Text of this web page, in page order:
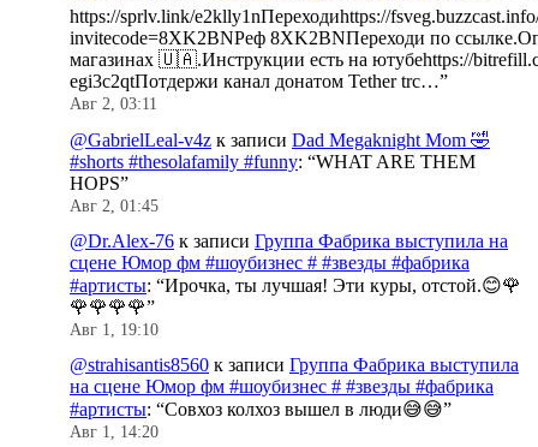
https://sprlv.link/e2klly1nПереходиhttps://
invitecode=8XK2BNРеф 8XK2BNПереходи по
магазинах 🇺🇦.Инструкции есть на ютубеhttps://
egi3c2qtПотдержи канал донатом Tether trc…”
Авг 2, 03:11
@GabrielLeal-v4z к записи Dad Megaknight Mom 🤣
#shorts #thesolafamily #funny: “WHAT ARE THEM
HOPS”
Авг 2, 01:45
@Dr.Alex-76 к записи Группа Фабрика выступила на
сцене Юмор фм #шоубизнес # #звезды #фабрика
#артисты: “Ирочка, ты лучшая! Эти куры, отстой.😊🌹
🌹🌹🌹🌹”
Авг 1, 19:10
@strahisantis8560 к записи Группа Фабрика выступила
на сцене Юмор фм #шоубизнес # #звезды #фабрика
#артисты: “Совхоз колхоз вышел в люди😅😅”
Авг 1, 14:20